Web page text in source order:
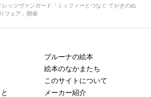
レッジヴァンガード「ミッフィーとつなぐ てがきのぬ
フェア」開催
ブルーナの絵本
絵本のなかまたち
このサイトについて
メーカー紹介